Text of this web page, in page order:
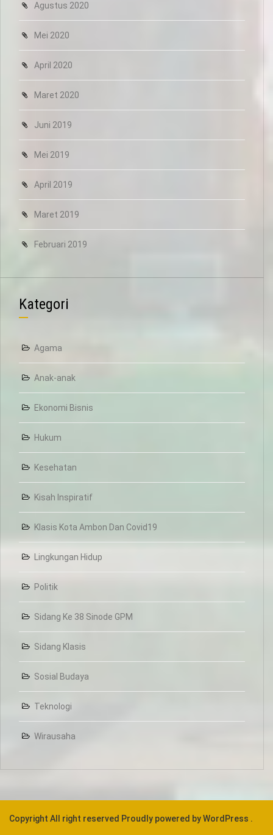
Agustus 2020
Mei 2020
April 2020
Maret 2020
Juni 2019
Mei 2019
April 2019
Maret 2019
Februari 2019
Kategori
Agama
Anak-anak
Ekonomi Bisnis
Hukum
Kesehatan
Kisah Inspiratif
Klasis Kota Ambon Dan Covid19
Lingkungan Hidup
Politik
Sidang Ke 38 Sinode GPM
Sidang Klasis
Sosial Budaya
Teknologi
Wirausaha
Copyright All right reserved Proudly powered by WordPress .